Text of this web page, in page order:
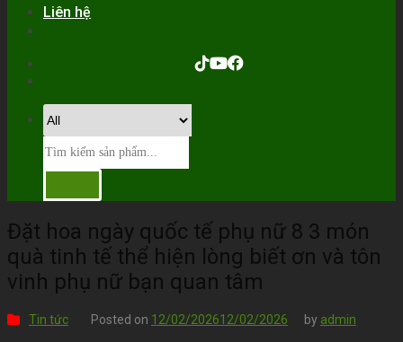
Liên hệ
Đặt hoa ngày quốc tế phụ nữ 8 3 món
quà tinh tế thể hiện lòng biết ơn và tôn
vinh phụ nữ bạn quan tâm
Tin tức Posted on 12/02/202612/02/2026 by admin